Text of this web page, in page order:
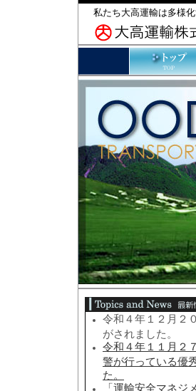
私たち大高運輸は多様